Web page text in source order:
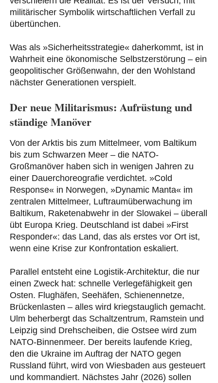
militärischer Symbolik wirtschaftlichen Verfall zu
übertünchen.
Was als »Sicherheitsstrategie« daherkommt, ist in
Wahrheit eine ökonomische Selbstzerstörung – ein
geopolitischer Größenwahn, der den Wohlstand
nächster Generationen verspielt.
Der neue Militarismus: Aufrüstung und
ständige Manöver
Von der Arktis bis zum Mittelmeer, vom Baltikum
bis zum Schwarzen Meer – die NATO-
Großmanöver haben sich in wenigen Jahren zu
einer Dauerchoreografie verdichtet. »Cold
Response« in Norwegen, »Dynamic Manta« im
zentralen Mittelmeer, Luftraumüberwachung im
Baltikum, Raketenabwehr in der Slowakei – überall
übt Europa Krieg. Deutschland ist dabei »First
Responder«: das Land, das als erstes vor Ort ist,
wenn eine Krise zur Konfrontation eskaliert.
Parallel entsteht eine Logistik-Architektur, die nur
einen Zweck hat: schnelle Verlegefähigkeit gen
Osten. Flughäfen, Seehäfen, Schienennetze,
Brückenlasten – alles wird kriegstauglich gemacht.
Ulm beherbergt das Schaltzentrum, Ramstein und
Leipzig sind Drehscheiben, die Ostsee wird zum
NATO-Binnenmeer. Der bereits laufende Krieg,
den die Ukraine im Auftrag der NATO gegen
Russland führt, wird von Wiesbaden aus gesteuert
und kommandiert. Nächstes Jahr (2026) sollen